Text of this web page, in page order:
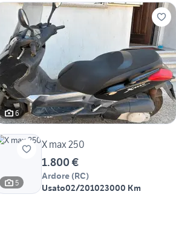
6
5
X max 250
1.800 €
Ardore (RC)
Usato02/201023000 Km